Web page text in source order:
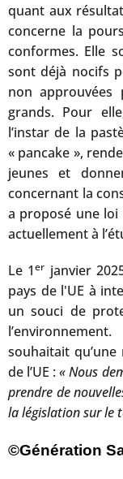
quant aux
concerne la
conformes. Elle
sont déjà nocifs
non approuvées
grands. Pour
l’instar de la
« pancake »,
jeunes et
concernant la
a proposé une
actuellement à
Le 1er janvier
pays de l'UE à
un souci de
souhaitait
de l’UE :« Nous
prendre de
la législation sur le
©Génération